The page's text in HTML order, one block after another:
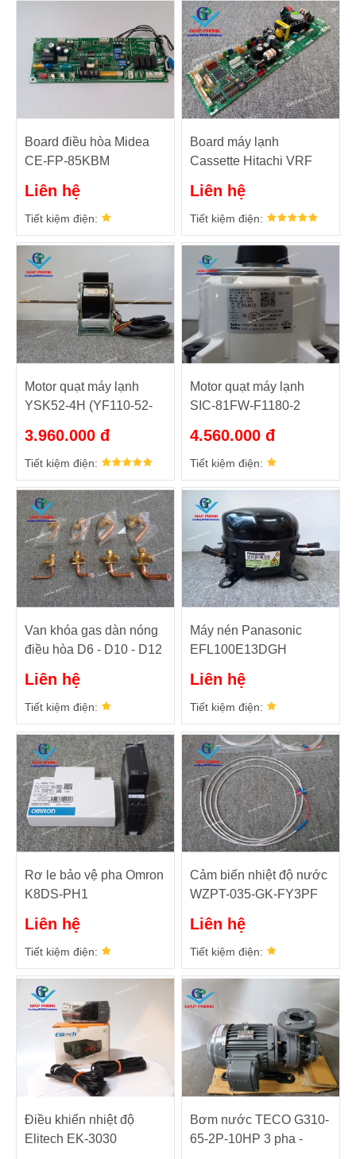
Board điều hòa Midea
CE-FP-85KBM
Liên hệ
Tiết kiệm điện:
Board máy lạnh
Cassette Hitachi VRF
Liên hệ
Tiết kiệm điện:
Motor quạt máy lạnh
YSK52-4H (YF110-52-
3.960.000 đ
Tiết kiệm điện:
Motor quạt máy lạnh
SIC-81FW-F1180-2
4.560.000 đ
Tiết kiệm điện:
Van khóa gas dàn nóng
điều hòa D6 - D10 - D12
Liên hệ
Tiết kiệm điện:
Máy nén Panasonic
EFL100E13DGH
Liên hệ
Tiết kiệm điện:
Rơ le bảo vệ pha Omron
K8DS-PH1
Liên hệ
Tiết kiệm điện:
Cảm biến nhiệt độ nước
WZPT-035-GK-FY3PF
Liên hệ
Tiết kiệm điện:
Điều khiển nhiệt độ
Elitech EK-3030
Bơm nước TECO G310-
65-2P-10HP 3 pha -